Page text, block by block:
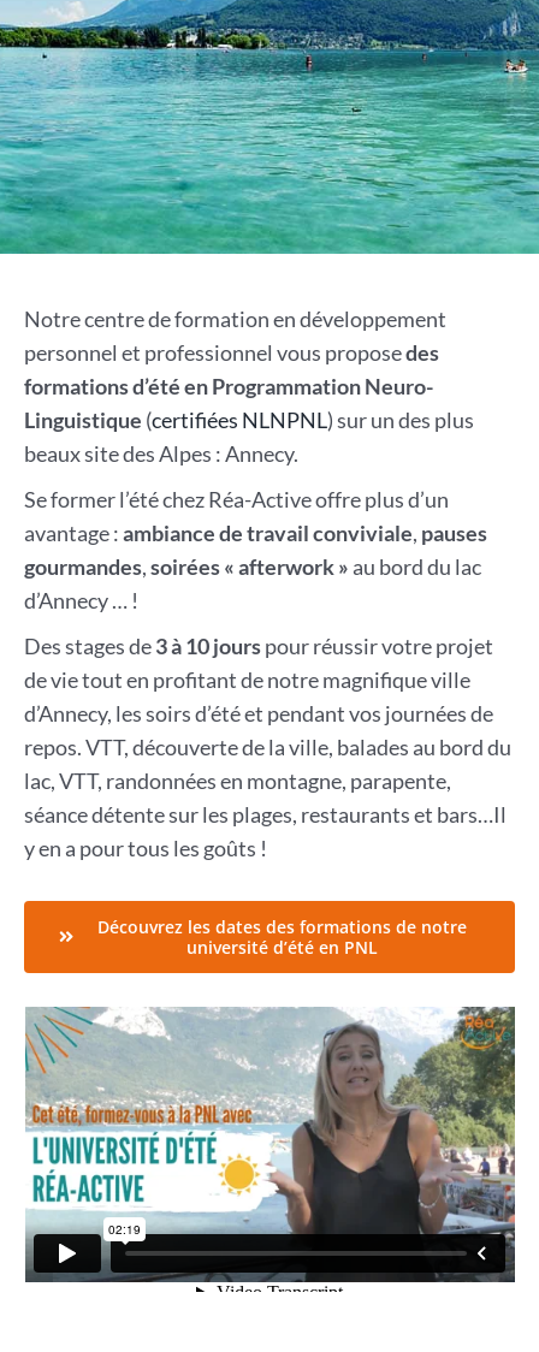
Notre centre de formation en développement
personnel et professionnel vous proposedes
formations d’été en Programmation Neuro-
Linguistique (certifiées NLNPNL) sur un des plus
beaux site des Alpes : Annecy.
Se former l’été chez Réa-Active offre plus d’un
avantage :ambiance de travail conviviale, pauses
gourmandes,soirées « afterwork » au bord du lac
d’Annecy … !
Des stages de3 à 10 jourspour réussir votre projet
de vie tout en profitant de notre magnifique ville
d’Annecy, les soirs d’été et pendant vos journées de
repos. VTT, découverte de la ville, balades au bord du
lac, VTT, randonnées en montagne, parapente,
séance détente sur les plages, restaurants et bars…Il
y en a pour tous les goûts !
Découvrez les dates des formations de notre
université d’été en PNL